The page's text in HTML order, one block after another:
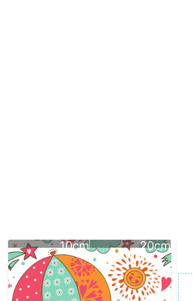
10cm 20cm